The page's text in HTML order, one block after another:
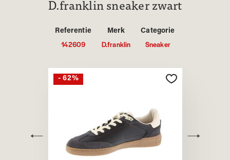
D.franklin sneaker zwart
Referentie
142609
Merk
D.franklin
Categorie
Sneaker
- 62%